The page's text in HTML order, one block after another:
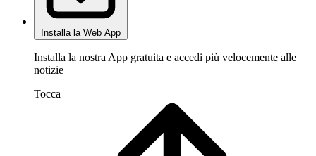
Installa la Web App
Installa la nostra App gratuita e accedi più velocemente alle
notizie
Tocca